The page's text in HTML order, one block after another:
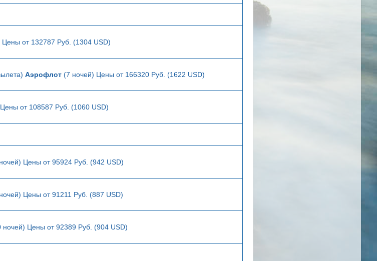
Цены от 132787 Руб. (1304 USD)
Аэрофлот (7 ночей) Цены от 166320 Руб. (1622 USD)
от 108587 Руб. (1060 USD)
Цены от 95924 Руб. (942 USD)
Цены от 91211 Руб. (887 USD)
ночей) Цены от 92389 Руб. (904 USD)